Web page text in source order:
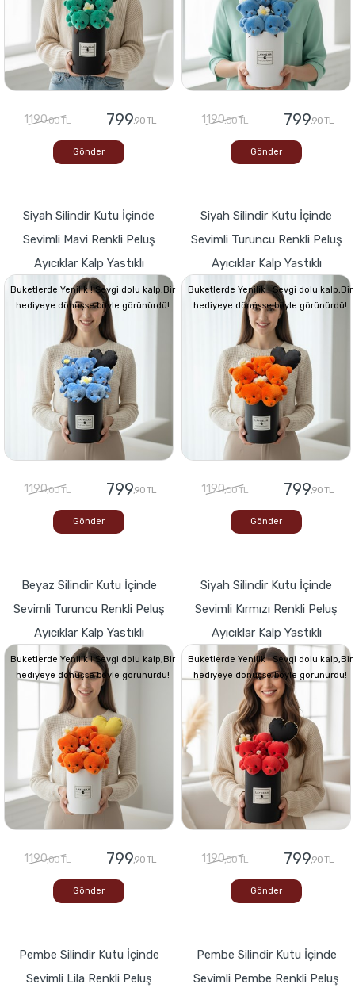
1190,00 TL 799,90 TL
Gönder
1190,00 TL 799,90 TL
Gönder
Siyah Silindir Kutu İçinde
Sevimli Mavi Renkli Peluş
Ayıcıklar Kalp Yastıklı
Buketlerde Yenilik ! Sevgi dolu kalp,Bir
hediyeye dönüşse böyle görünürdü!
1190,00 TL 799,90 TL
Gönder
Siyah Silindir Kutu İçinde
Sevimli Turuncu Renkli Peluş
Ayıcıklar Kalp Yastıklı
Buketlerde Yenilik ! Sevgi dolu kalp,Bir
hediyeye dönüşse böyle görünürdü!
1190,00 TL 799,90 TL
Gönder
Beyaz Silindir Kutu İçinde
Sevimli Turuncu Renkli Peluş
Ayıcıklar Kalp Yastıklı
Buketlerde Yenilik ! Sevgi dolu kalp,Bir
hediyeye dönüşse böyle görünürdü!
1190,00 TL 799,90 TL
Gönder
Siyah Silindir Kutu İçinde
Sevimli Kırmızı Renkli Peluş
Ayıcıklar Kalp Yastıklı
Buketlerde Yenilik ! Sevgi dolu kalp,Bir
hediyeye dönüşse böyle görünürdü!
1190,00 TL 799,90 TL
Gönder
Pembe Silindir Kutu İçinde
Sevimli Lila Renkli Peluş
Pembe Silindir Kutu İçinde
Sevimli Pembe Renkli Peluş